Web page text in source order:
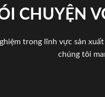
CHUYỆN
trong lĩnh vực sản
chúng tôi